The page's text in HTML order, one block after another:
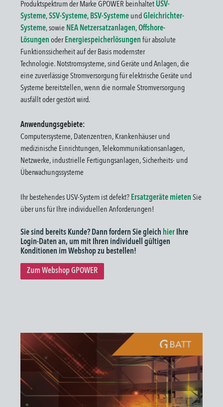
Produktspektrum der Marke GPOWER beinhaltet USV-
Systeme,SSV-Systeme, BSV-Systeme undGleichrichter-
Systeme, sowie NEA Netzersatzanlagen,Offshore-
Lösungen oderEnergiespeicherlösungen für absolute
Funktionssicherheit auf der Basis modernster
Technologie. Notstromsysteme, sind Geräte und Anlagen, die
eine zuverlässige Stromversorgung für elektrische Geräte und
Systeme bereitstellen, wenn die normale Stromversorgung
ausfällt oder gestört wird.
Anwendungsgebiete:
Computersysteme, Datenzentren, Krankenhäuser und
medizinische Einrichtungen, Telekommunikationsanlagen,
Netzwerke, industrielle Fertigungsanlagen, Sicherheits- und
Überwachungssysteme
Ihr bestehendes USV-System ist defekt? Ersatzgeräte mieten Sie
über uns für Ihre individuellen Anforderungen!
Sie sind bereits Kunde? Dann fordern Sie gleich hier Ihre
Login-Daten an, um mit Ihren individuell gültigen
Konditionen im Webshop zu bestellen!
Zum Webshop GPOWER